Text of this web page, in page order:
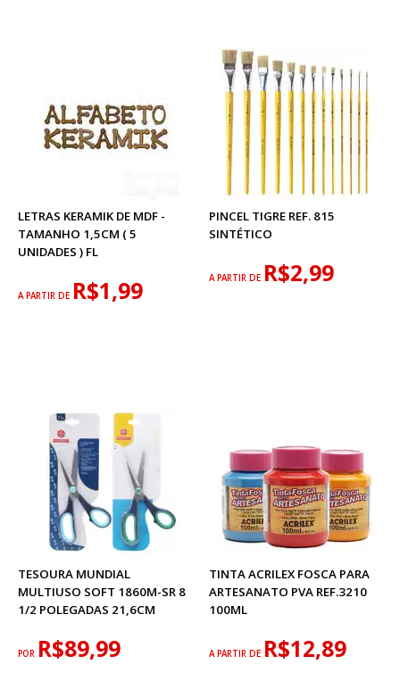
LETRAS KERAMIK DE MDF -
TAMANHO 1,5CM ( 5
UNIDADES ) FL
A PARTIR DE R$1,99
PINCEL TIGRE REF. 815
SINTÉTICO
A PARTIR DE R$2,99
TESOURA MUNDIAL
MULTIUSO SOFT 1860M-SR 8
1/2 POLEGADAS 21,6CM
POR R$89,99
TINTA ACRILEX FOSCA PARA
ARTESANATO PVA REF.3210
100ML
A PARTIR DE R$12,89